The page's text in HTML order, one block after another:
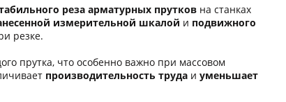
реза арматурных прутков на станках
измерительной шкалой и подвижного
резке.
прутка, что особенно важно при массовом
производительность труда и уменьшает